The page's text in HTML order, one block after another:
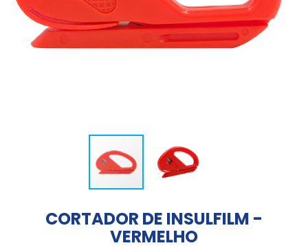
CORTADOR DE INSULFILM -
VERMELHO